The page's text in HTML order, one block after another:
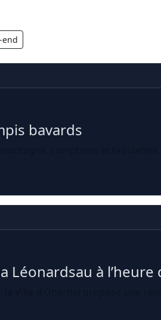
end
bavards
Léonardsau à